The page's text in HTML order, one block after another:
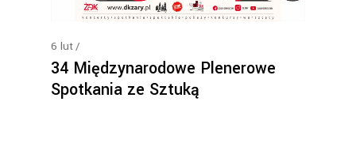
6 lut
34 Międzynarodowe Plenerowe
Spotkania ze Sztuką